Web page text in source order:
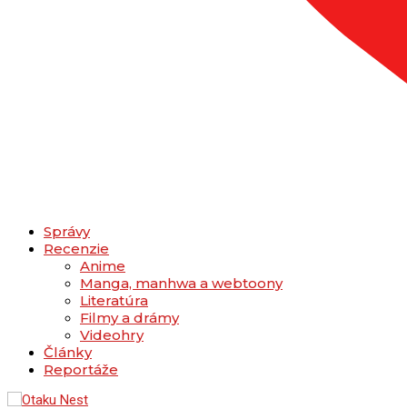
Správy
Recenzie
Anime
Manga, manhwa a webtoony
Literatúra
Filmy a drámy
Videohry
Články
Reportáže